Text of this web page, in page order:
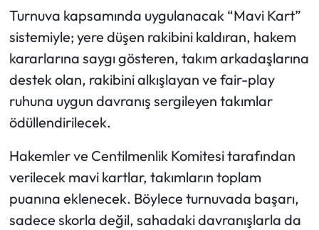
Turnuva kapsamında uygulanacak “Mavi Kart”
sistemiyle; yere düşen rakibini kaldıran, hakem
kararlarına saygı gösteren, takım arkadaşlarına
destek olan, rakibini alkışlayan ve fair-play
ruhuna uygun davranış sergileyen takımlar
ödüllendirilecek.
Hakemler ve Centilmenlik Komitesi tarafından
verilecek mavi kartlar, takımların toplam
puanına eklenecek. Böylece turnuvada başarı,
sadece skorla değil, sahadaki davranışlarla da
Turizm
Uğurludağ Haberleri
Yaşam
Yayla Haber
Yemek Tarifleri
Yerel Haberler